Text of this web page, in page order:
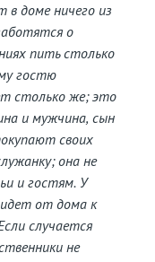
доме ничего из
о
пить столько
гостю
столько же; это
и мужчина, сын
своих
она не
и гостям. У
идет от дома к
случается
не